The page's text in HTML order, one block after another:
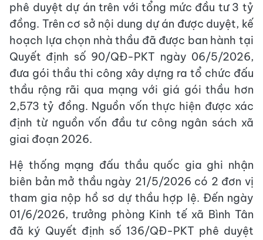
phê duyệt dự án trên với tổng mức đầu tư 3 tỷ
đồng. Trên cơ sở nội dung dự án được duyệt, kế
hoạch lựa chọn nhà thầu đã được ban hành tại
Quyết định số 90/QĐ-PKT ngày 06/5/2026,
đưa gói thầu thi công xây dựng ra tổ chức đấu
thầu rộng rãi qua mạng với giá gói thầu hơn
2,573 tỷ đồng. Nguồn vốn thực hiện được xác
định từ nguồn vốn đầu tư công ngân sách xã
giai đoạn 2026.
Hệ thống mạng đấu thầu quốc gia ghi nhận
biên bản mở thầu ngày 21/5/2026 có 2 đơn vị
tham gia nộp hồ sơ dự thầu hợp lệ. Đến ngày
01/6/2026, trưởng phòng Kinh tế xã Bình Tân
đã ký Quyết định số 136/QĐ-PKT phê duyệt